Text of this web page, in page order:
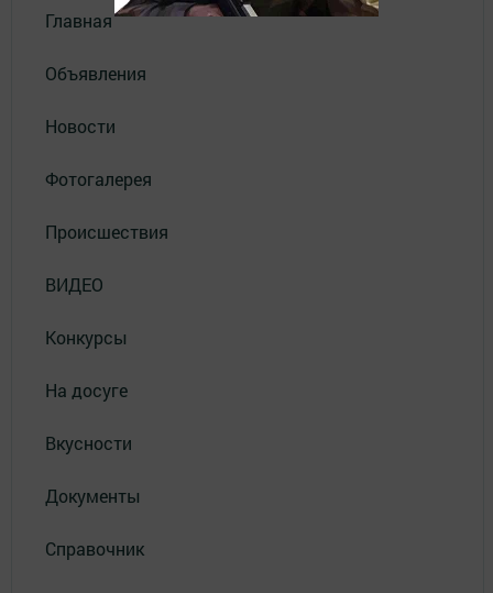
Главная
Объявления
Новости
Фотогалерея
Происшествия
ВИДЕО
Конкурсы
На досуге
Вкусности
Документы
Справочник